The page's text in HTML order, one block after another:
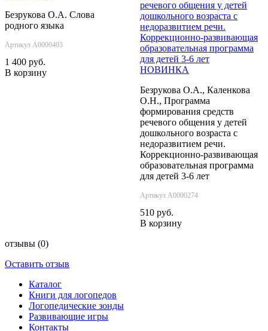
Безрукова О.А. Слова
родного языка
Артикул А0000403
1 400 руб.
В корзину
НОВИНКА
Безрукова О.А., Каленкова
О.Н., Программа
формирования средств
речевого общения у детей
дошкольного возраста с
недоразвитием речи.
Коррекционно-развивающая
образовательная программа
для детей 3-6 лет
Артикул А0000274
510 руб.
В корзину
отзывы (0)
Оставить отзыв
Каталог
Книги для логопедов
Логопедические зонды
Развивающие игры
Контакты